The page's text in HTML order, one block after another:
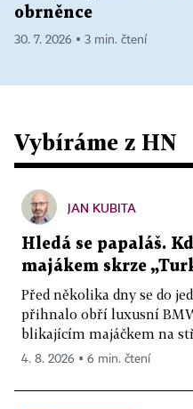
obrněnce
30. 7. 2026 ▪ 3 min. čtení
Vybíráme z HN
JAN KUBITA
Hledá se papaláš.
majákem skrze
Před několika dny se do
přihnalo obří luxusní
blikajícím majáčkem na
4. 8. 2026 ▪ 6 min. čtení